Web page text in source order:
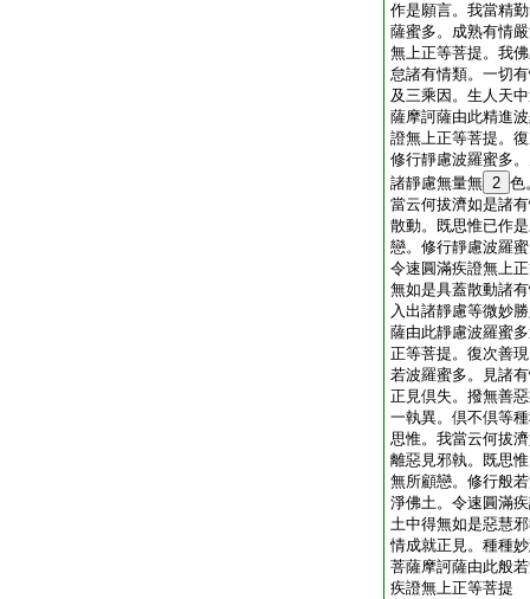
作是願言。我當精
薩蜜多。成熟有情
無上正等菩提。我
怠諸有情類。一切
及三乘因。生人天
薩摩訶薩由此精進
證無上正等菩提。
修行靜慮波羅蜜多
諸靜慮無量無 2 色
當云何拔濟如是諸
散動。既思惟已作
戀。修行靜慮波羅
令速圓滿疾證無上
無如是具蓋散動諸
入出諸靜慮等微妙
薩由此靜慮波羅蜜
正等菩提。復次善
若波羅蜜多。見諸
正見倶失。撥無善
一執異。倶不倶等
思惟。我當云何拔
離惡見邪執。既思
無所顧戀。修行般
淨佛土。令速圓滿
土中得無如是惡慧
情成就正見。種種
菩薩摩訶薩由此般
疾證無上正等菩提